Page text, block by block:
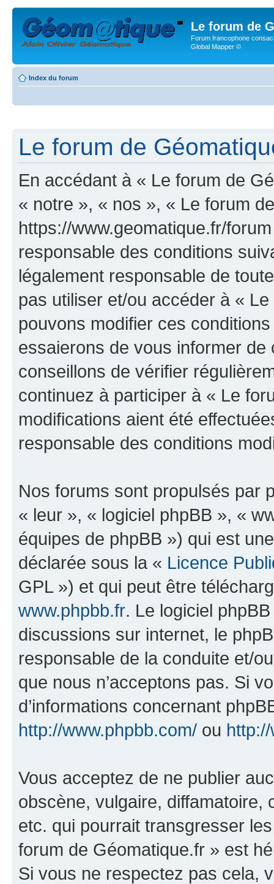
Le forum de
Forum francophone
Global Mapper ©
Index du forum
Le forum de
En accédant à « Le forum de
« notre », « nos », « Le forum
https://www.geomatique.fr/
responsable des conditions
légalement responsable de
pas utiliser et/ou accéder à «
pouvons modifier ces
essaierons de vous informer
conseillons de vérifier
continuez à participer à « Le
modifications aient été
responsable des conditions
Nos forums sont propulsés par
« leur », « logiciel phpBB », «
équipes de phpBB ») qui est
déclarée sous la « Licence
GPL ») et qui peut être
www.phpbb.fr. Le logiciel
discussions sur internet, le
responsable de la conduite et/
que nous n’acceptons pas. Si
d’informations concernant
http://www.phpbb.com/ ou
Vous acceptez de ne publier
obscène, vulgaire, diffamatoire,
etc. qui pourrait transgresser
forum de Géomatique.fr » est
Si vous ne respectez pas cela,